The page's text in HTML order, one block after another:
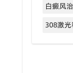
白癜风
308激